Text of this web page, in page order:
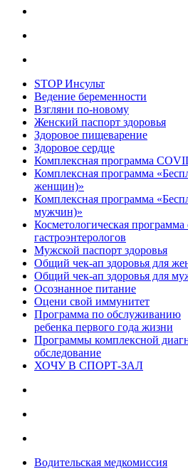
STOP Инсульт
Ведение беременности
Взгляни по-новому
Женский паспорт здоровья
Здоровое пищеварение
Здоровое сердце
Комплексная программа
Комплексная программа
женщин)»
Комплексная программа
мужчин)»
Косметологическая
гастроэнтерологов
Мужской паспорт здоровья
Общий чек-ап здоровья для
Общий чек-ап здоровья для
Осознанное питание
Оцени свой иммунитет
Программа по обслуживанию
ребенка первого года жизни
Программы комплексной
обследование
ХОЧУ В CПОРТ-ЗАЛ
Водительская медкомиссия